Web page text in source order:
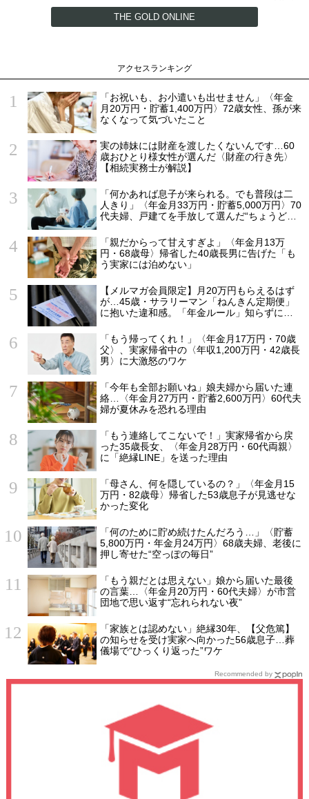
THE GOLD ONLINE
アクセスランキング
「お祝いも、お小遣いも出せません」〈年金
月20万円・貯蓄1,400万円〉72歳女性、孫が来
なくなって気づいたこと
実の姉妹には財産を渡したくないんです…60
歳おひとり様女性が選んだ〈財産の行き先〉
【相続実務士が解説】
「何かあれば息子が来られる。でも普段は二
人きり」〈年金月33万円・貯蓄5,000万円〉70
代夫婦、戸建てを手放して選んだ“ちょうどい
「親だからって甘えすぎよ」〈年金月13万
円・68歳母〉帰省した40歳長男に告げた「も
う実家には泊めない」
【メルマガ会員限定】月20万円もらえるはず
が…45歳・サラリーマン「ねんきん定期便」
に抱いた違和感。「年金ルール」知らずにそ
額に唖然「何かの間違いでは？」
「もう帰ってくれ！」〈年金月17万円・70歳
父〉、実家帰省中の〈年収1,200万円・42歳長
男〉に大激怒のワケ
「今年も全部お願いね」娘夫婦から届いた連
絡…〈年金月27万円・貯蓄2,600万円〉60代夫
婦が夏休みを恐れる理由
「もう連絡してこないで！」実家帰省から戻
った35歳長女、〈年金月28万円・60代両親〉
に「絶縁LINE」を送った理由
「母さん、何を隠しているの？」〈年金月15
万円・82歳母〉帰省した53歳息子が見逃せな
かった変化
「何のために貯め続けたんだろう…」〈貯蓄
5,800万円・年金月24万円〉68歳夫婦、老後に
押し寄せた“空っぽの毎日”
「もう親だとは思えない」娘から届いた最後
の言葉…〈年金月20万円・60代夫婦〉が市営
団地で思い返す“忘れられない夜”
「家族とは認めない」絶縁30年、【父危篤】
の知らせを受け実家へ向かった56歳息子…葬
儀場で“ひっくり返った”ワケ
Recommended by